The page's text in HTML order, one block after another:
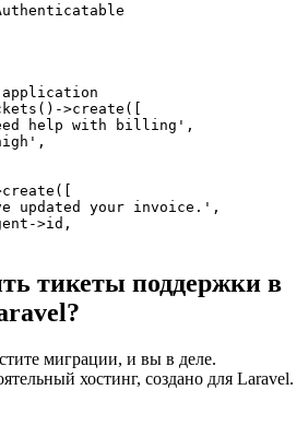
()->create ([
help with billing' ,
,
create ([
updated your invoice.' ,
->id ,
тикеты поддержки в
миграции, и вы в деле.
хостинг, создано для Laravel.